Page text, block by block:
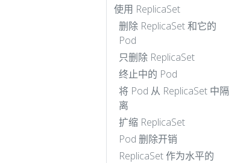
使用 ReplicaSet
删除 ReplicaSet 和它的
Pod
只删除 ReplicaSet
终止中的 Pod
将 Pod 从 ReplicaSet 中隔
离
扩缩 ReplicaSet
Pod 删除开销
ReplicaSet 作为水平的